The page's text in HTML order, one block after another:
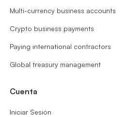
Multi-currency business accounts
Crypto business payments
Paying international contractors
Global treasury management
Cuenta
Iniciar Sesión